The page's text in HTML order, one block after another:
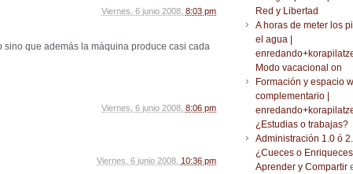
Viernes, 6 junio 2008, 8:03 pm
que además la máquina produce casi cada
Viernes, 6 junio 2008, 8:06 pm
Viernes, 6 junio 2008, 10:36 pm
Red y Libertad
A horas de meter los
el agua |
Modo vacacional on
Formación y espacio
complementario |
¿Estudias o trabajas?
Administración 1.0 ó
¿Cueces o
Aprender y Compartir